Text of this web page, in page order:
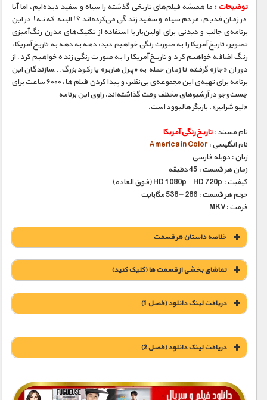
توضیحات : ما همیشه فیلم‌های تاریخی گذشته را سیاه و سفید دیده‌ایم، اما آیا
در زمان قدیم، مردم سیاه و سفید زندگی می‌کرده‌اند؟! البته که نه! در این
برنامه‌ی جالب و دیدنی برای اولین‌بار با استفاده از تکنیک‌های مدرن رنگ‌آمیزی
تصویر، تاریخ آمریکا را به صورت رنگی خواهیم دید: دهه به دهه به تاریخ آمریکا،
رنگ اضافه خواهیم کرد و تاریخ آمریکا را به صورت رنگی زنده خواهیم کرد. از
دوران «جاز» گرفته تا زمان حمله به «پرل هاربر» یا رکود بزرگ…سازندگان این
برنامه برای تهیه‌ی این مجموعه‌ی بی‌نظیر، و پیدا کردن فیلم ها، ۶۰۰۰ ساعت برای
جست‌و‌جو در آرشیوهای مختلف وقت گذاشته‌اند. راوی این برنامه
«لیو شرایبر»، بازیگر هالیوود است.
نام مستند :تاریخ رنگی آمریکا
نام انگلیسی :America in Color
زبان : دوبله فارسی
زمان هر قسمت : 45 دقیقه
کیفیت : HD 1080p – HD 720p (فوق العاده)
حجم هر قسمت : 286 – 538 مگابایت
فرمت :MKV
خلاصه داستان هر قسمت
تماشای بخشی از قسمت ها (کلیک کنید)
دریافت لینک دانلود (فصل 1)
1900 تومان – دانلود قسمت 1 (دهه 1920)
1900 تومان – دانلود قسمت 2 (دهه 1930)
دریافت لینک دانلود (فصل 2)